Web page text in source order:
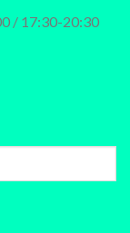
/ 17:30-20:30